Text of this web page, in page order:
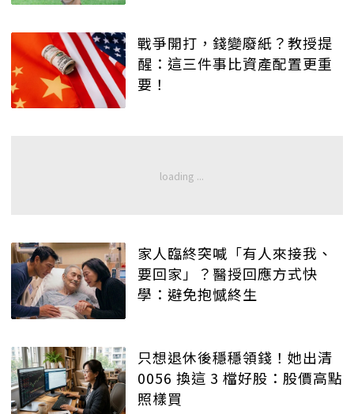
戰爭開打，錢變廢紙？教授提
醒：這三件事比資產配置更重
要！
家人臨終突喊「有人來接我、
要回家」？醫授回應方式快
學：避免抱憾終生
只想退休後穩穩領錢！她出清
0056 換這 3 檔好股：股價高點
照樣買